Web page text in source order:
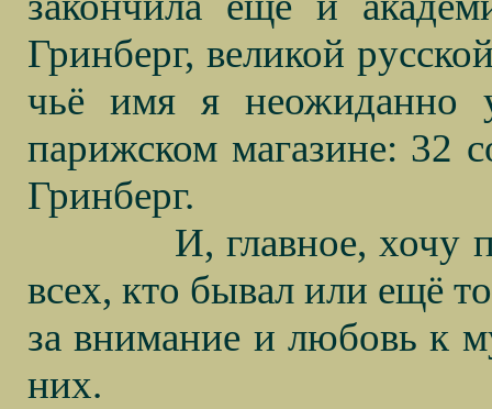
Гринберг, великой
чьё имя я неожиданно
парижском магазине: 32
Гринберг.
И, главное, хочу
всех, кто бывал или ещё
за внимание и любовь к
них.